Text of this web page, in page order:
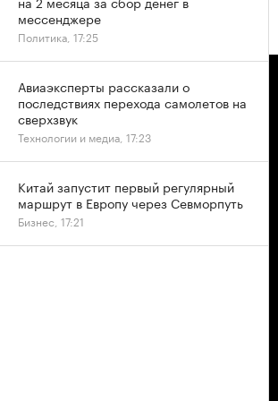
мессенджере
Политика, 17:25
Авиаэксперты рассказали о
последствиях перехода самолетов на
сверхзвук
Технологии и медиа, 17:23
Китай запустит первый регулярный
маршрут в Европу через Севморпуть
Бизнес, 17:21